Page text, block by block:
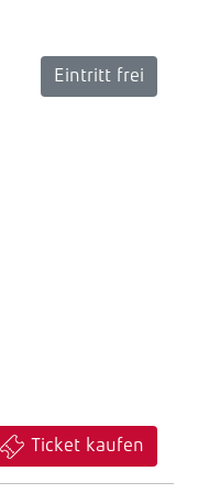
Eintritt frei
Ticket kaufen